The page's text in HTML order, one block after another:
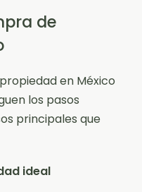
de
en México
los pasos
principales que
ideal